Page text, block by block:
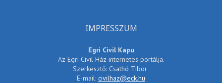
IMPRESSZUM
Egri Civil Kapu
Az Egri Civil Ház internetes portálja.
Szerkesztő: Csathó Tibor
E-mail: civilhaz@eck.hu